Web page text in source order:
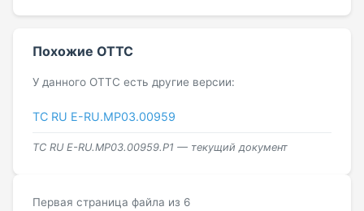
Похожие ОТТС
У данного ОТТС есть другие версии:
ТС RU Е-RU.МР03.00959
ТС RU Е-RU.МР03.00959.Р1 — текущий документ
Первая страница файла из 6